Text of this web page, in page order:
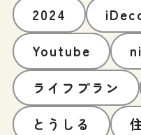
2024
Youtube
ライフプラン
とうしる